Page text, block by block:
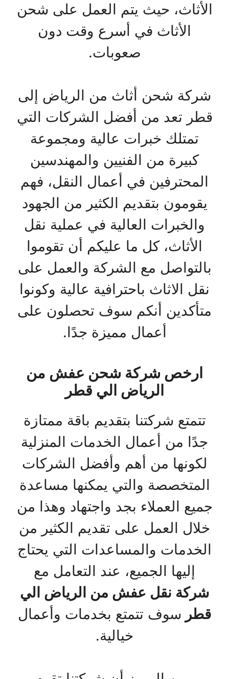
الأثاث، حيث يتم العمل على شحن
الأثاث في أسرع وقت دون
صعوبات.
شركة شحن أثاث من الرياض إلى
قطر تعد من أفضل الشركات التي
تمتلك خبرات عالية ومجموعة
كبيرة من الفنيين والمهندسين
المحترفين في أعمال النقل، فهم
يقومون بتقديم الكثير من الجهود
والخبرات العالية في عملية نقل
الأثاث، كل ما عليكم أن تقوموا
بالتواصل مع الشركة والعمل على
نقل الاثاث باحترافية عالية وكونوا
متأكدين أنكم سوف تحصلون على
أعمال مميزة جدًا.
ارخص شركة شحن عفش من
الرياض الي قطر
تتمتع شركتنا بتقديم باقة ممتازة
جدًا من أعمال الخدمات المنزلية
لكونها من أهم وأفضل الشركات
المتخصصة والتي يمكنها مساعدة
جميع العملاء بجد واجتهاد وهذا من
خلال العمل على تقديم الكثير من
الخدمات والمساعدات التي يحتاج
إليها الجميع، عند التعامل مع
شركة نقل عفش من الرياض الي
قطر سوف تتمتع بخدمات وأعمال
خيالية.